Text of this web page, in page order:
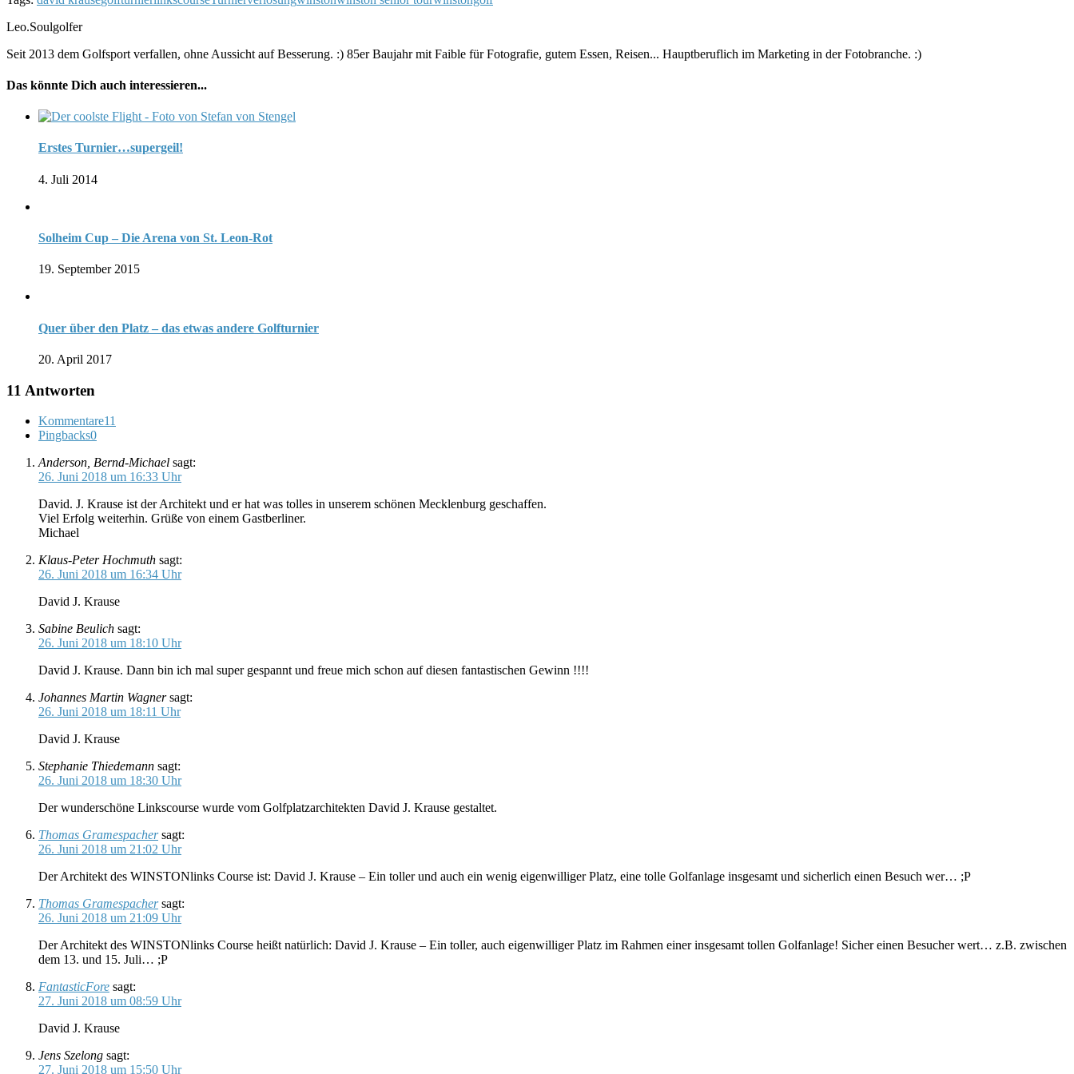
Leo.Soulgolfer
Seit 2013 dem Golfsport verfallen, ohne Aussicht auf Besserung. :) 85er Baujahr mit Faible für Fotografie, gutem Essen, Reisen... Hauptberuflich im Marketing in der Fotobranche. :)
Das könnte Dich auch interessieren...
Erstes Turnier…supergeil!
4. Juli 2014
Solheim Cup – Die Arena von St. Leon-Rot
19. September 2015
Quer über den Platz – das etwas andere Golfturnier
20. April 2017
11 Antworten
Kommentare11
Pingbacks0
Anderson, Bernd-Michael sagt:
26. Juni 2018 um 16:33 Uhr
David. J. Krause ist der Architekt und er hat was tolles in unserem schönen Mecklenburg geschaffen.
Viel Erfolg weiterhin. Grüße von einem Gastberliner.
Michael
Klaus-Peter Hochmuth sagt:
26. Juni 2018 um 16:34 Uhr
David J. Krause
Sabine Beulich sagt:
26. Juni 2018 um 18:10 Uhr
David J. Krause. Dann bin ich mal super gespannt und freue mich schon auf diesen fantastischen Gewinn !!!!
Johannes Martin Wagner sagt:
26. Juni 2018 um 18:11 Uhr
David J. Krause
Stephanie Thiedemann sagt:
26. Juni 2018 um 18:30 Uhr
Der wunderschöne Linkscourse wurde vom Golfplatzarchitekten David J. Krause gestaltet.
Thomas Gramespacher sagt:
26. Juni 2018 um 21:02 Uhr
Der Architekt des WINSTONlinks Course ist: David J. Krause – Ein toller und auch ein wenig eigenwilliger Platz, eine tolle Golfanlage insgesamt und sicherlich einen Besuch wer… ;P
Thomas Gramespacher sagt:
26. Juni 2018 um 21:09 Uhr
Der Architekt des WINSTONlinks Course heißt natürlich: David J. Krause – Ein toller, auch eigenwilliger Platz im Rahmen einer insgesamt tollen Golfanlage! Sicher einen Besucher wert… z.B. zwischen
dem 13. und 15. Juli… ;P
FantasticFore sagt:
27. Juni 2018 um 08:59 Uhr
David J. Krause
Jens Szelong sagt:
27. Juni 2018 um 15:50 Uhr